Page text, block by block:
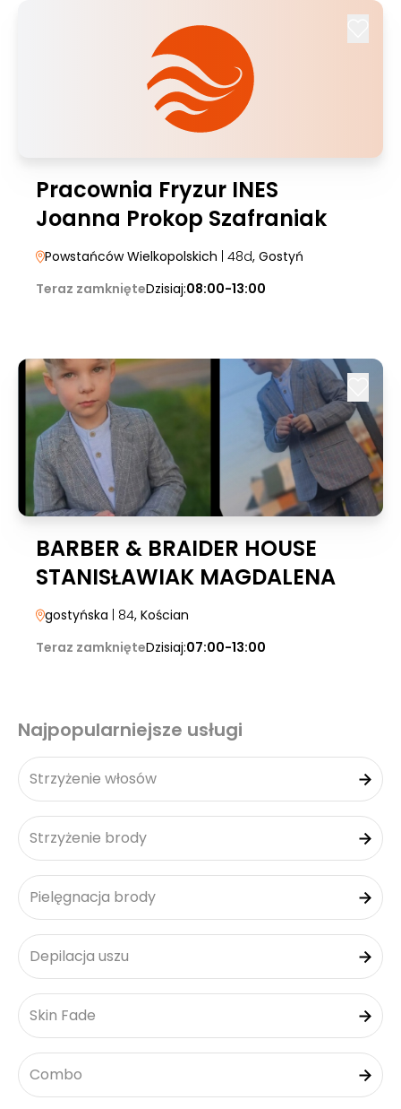
Pracownia Fryzur INES
Joanna Prokop Szafraniak
Powstańców Wielkopolskich | 48d, Gostyń
Teraz zamknięteDzisiaj:08:00-13:00
BARBER & BRAIDER HOUSE
STANISŁAWIAK MAGDALENA
gostyńska | 84, Kościan
Teraz zamknięteDzisiaj:07:00-13:00
Najpopularniejsze usługi
Strzyżenie włosów
Strzyżenie brody
Pielęgnacja brody
Depilacja uszu
Skin Fade
Combo